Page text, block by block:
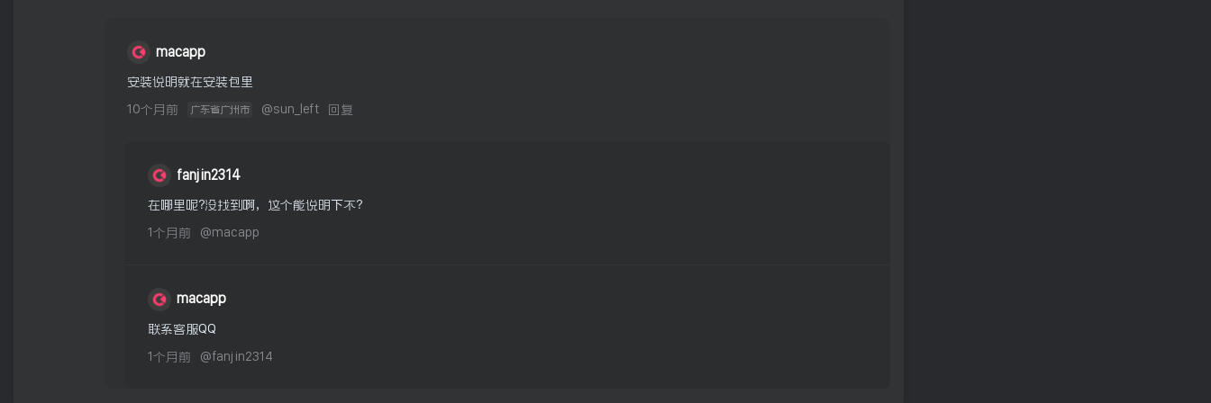
macapp
安装说明就在安装包里
10个月前 广东省广州市 @sun_left 回复
fanjin2314
在哪里呢？没找到啊，这个能说明下不？
1个月前 @macapp
macapp
联系客服QQ
1个月前 @fanjin2314